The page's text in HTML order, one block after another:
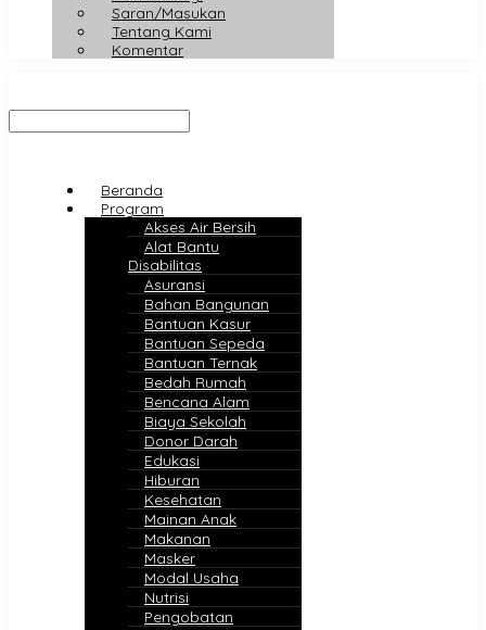
Saran/Masukan
Tentang Kami
Komentar
Beranda
Program
Akses Air Bersih
Alat Bantu
Disabilitas
Asuransi
Bahan Bangunan
Bantuan Kasur
Bantuan Sepeda
Bantuan Ternak
Bedah Rumah
Bencana Alam
Biaya Sekolah
Donor Darah
Edukasi
Hiburan
Kesehatan
Mainan Anak
Makanan
Masker
Modal Usaha
Nutrisi
Pengobatan